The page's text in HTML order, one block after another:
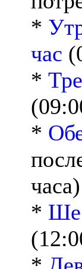
*
час
*
*
часа)
*